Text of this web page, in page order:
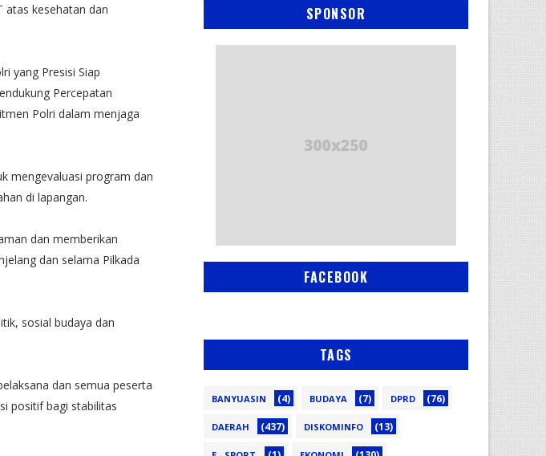
atas kesehatan dan
yang Presisi Siap
Percepatan
Polri dalam menjaga
mengevaluasi program dan
di lapangan.
dan memberikan
dan selama Pilkada
sosial budaya dan
dan semua peserta
positif bagi stabilitas
SPONSOR
FACEBOOK
TAGS
BANYUASIN (4) BUDAYA (7) DPRD (76)
DAERAH (437) DISKOMINFO (13)